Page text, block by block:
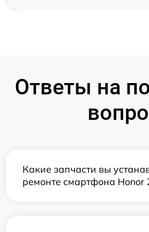
Ответы на
Какие запчасти вы
ремонте смартфона Honor